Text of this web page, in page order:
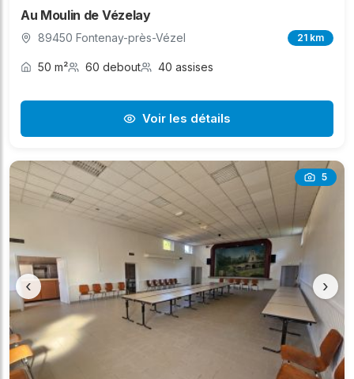
Au Moulin de Vézelay
89450 Fontenay-près-Vézel 21 km
50 m² 60 debout 40 assises
Voir les détails
5
‹ ›